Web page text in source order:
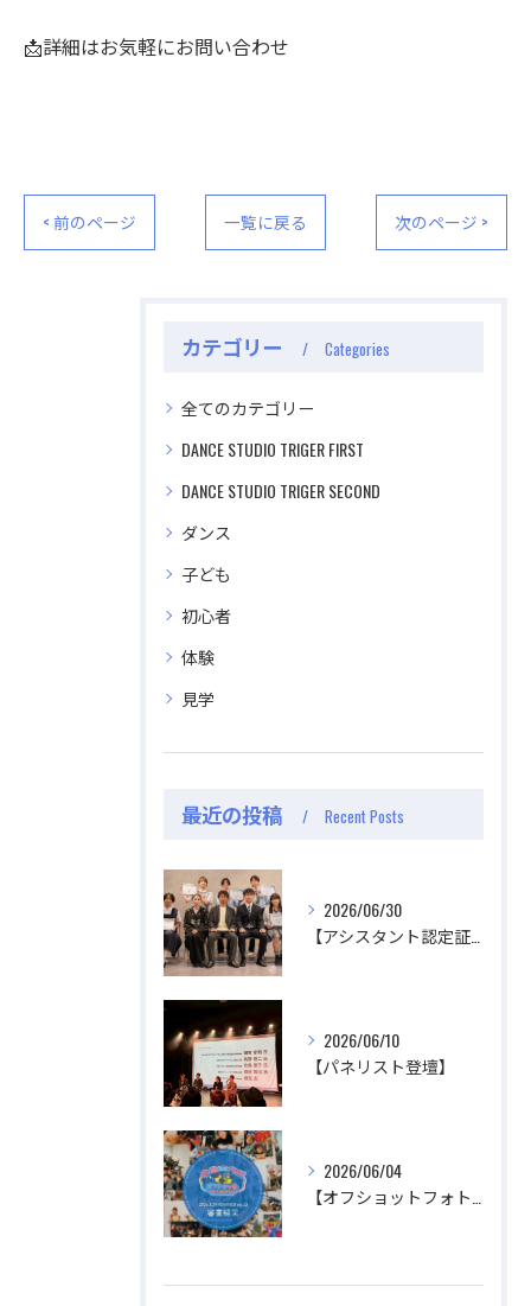
📩詳細はお気軽にお問い合わせ
< 前のページ 一覧に戻る 次のページ >
カテゴリー Categories
全てのカテゴリー
DANCE STUDIO TRIGER FIRST
DANCE STUDIO TRIGER SECOND
ダンス
子ども
初心者
体験
見学
最近の投稿 Recent Posts
2026/06/30
【アシスタント認定証授与式】
2026/06/10
【パネリスト登壇】
2026/06/04
【オフショットフォトコンテスト審査結果】